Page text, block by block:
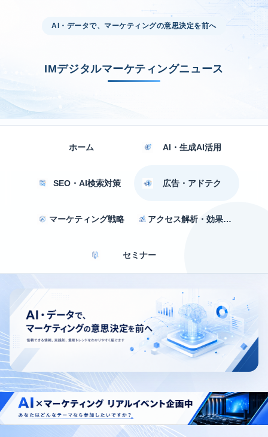
AI・データで、マーケティングの意思決定を前へ
IMデジタルマーケティングニュース
ホーム AI・生成AI活用
SEO・AI検索対策 広告・アドテク
マーケティング戦略 アクセス解析・効果測定
セミナー